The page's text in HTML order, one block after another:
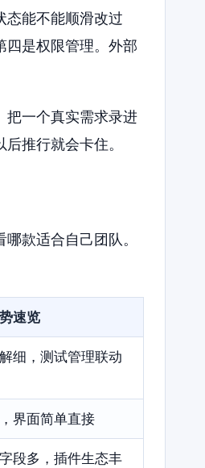
态能不能顺滑改过
四是权限管理。外部
把一个真实需求录进
推行就会卡住。
款适合自己团队。
速览
细，测试管理联动
界面简单直接
段多，插件生态丰